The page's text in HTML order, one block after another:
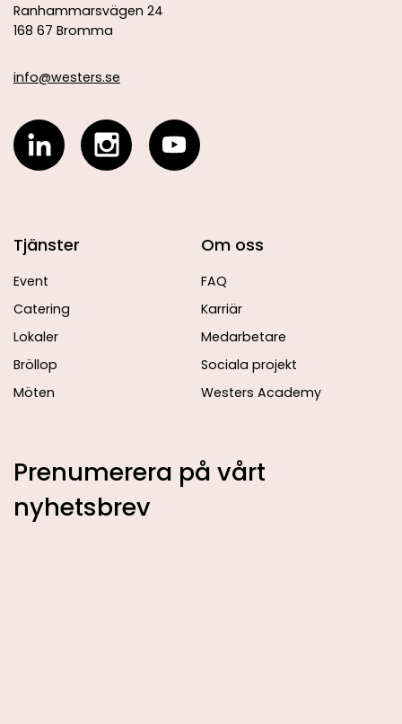
Ranhammarsvägen 24
168 67 Bromma
info@westers.se
Tjänster
Event
Catering
Lokaler
Bröllop
Möten
Om oss
FAQ
Karriär
Medarbetare
Sociala projekt
Westers Academy
Prenumerera på vårt
nyhetsbrev